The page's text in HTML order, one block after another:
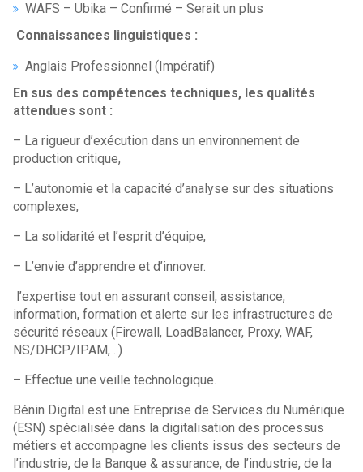
WAFS – Ubika – Confirmé – Serait un plus
Connaissances linguistiques :
Anglais Professionnel (Impératif)
En sus des compétences techniques, les qualités
attendues sont :
– La rigueur d’exécution dans un environnement de
production critique,
– L’autonomie et la capacité d’analyse sur des situations
complexes,
– La solidarité et l’esprit d’équipe,
– L’envie d’apprendre et d’innover.
l’expertise tout en assurant conseil, assistance,
information, formation et alerte sur les infrastructures de
sécurité réseaux (Firewall, LoadBalancer, Proxy, WAF,
NS/DHCP/IPAM, ..)
– Effectue une veille technologique.
Bénin Digital est une Entreprise de Services du Numérique
(ESN) spécialisée dans la digitalisation des processus
métiers et accompagne les clients issus des secteurs de
l’industrie, de la Banque & assurance, de l’industrie, de la